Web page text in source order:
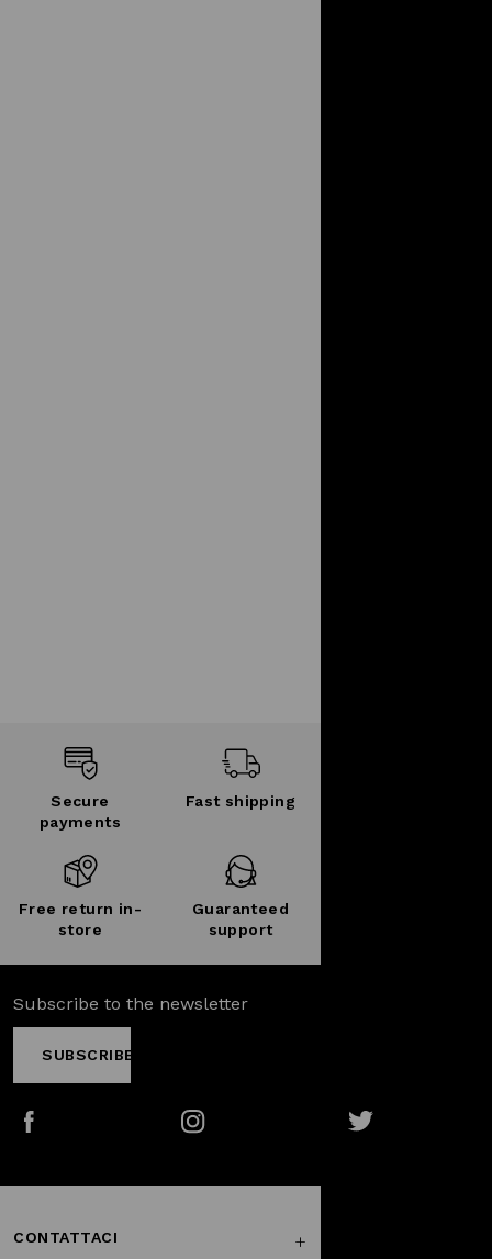
Secure
payments
Fast shipping
Free return in-
store
Guaranteed
support
Subscribe to the newsletter
SUBSCRIBE
CONTATTACI